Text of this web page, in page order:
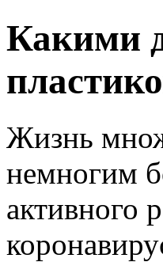
Какими
Жизнь
немногим
активного